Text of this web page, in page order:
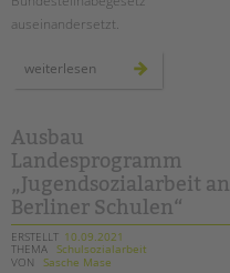
auseinandersetzt.
weiterlesen
handreichung
Ausbau
Landesprogramm
„Jugendsozialarbeit an
Berliner Schulen“
ERSTELLT 10.09.2021
THEMA Schulsozialarbeit
VON
Sasche Mase